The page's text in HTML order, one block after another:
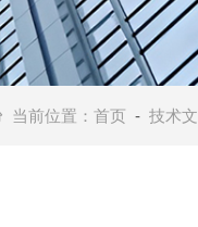
当前位置： 首页 - 技术